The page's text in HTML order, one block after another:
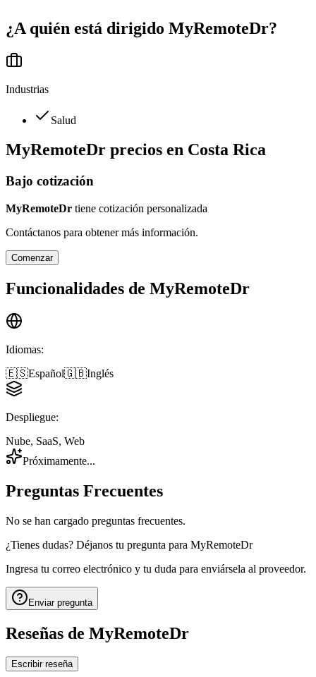
¿A quién está dirigido MyRemoteDr?
Industrias
Salud
MyRemoteDr precios en Costa Rica
Bajo cotización
MyRemoteDr tiene cotización personalizada
Contáctanos para obtener más información.
Comenzar
Funcionalidades de MyRemoteDr
Idiomas:
🇪🇸Español🇬🇧Inglés
Despliegue:
Nube, SaaS, Web
Próximamente...
Preguntas Frecuentes
No se han cargado preguntas frecuentes.
¿Tienes dudas? Déjanos tu pregunta para MyRemoteDr
Ingresa tu correo electrónico y tu duda para enviársela al proveedor.
Enviar pregunta
Reseñas de MyRemoteDr
Escribir reseña